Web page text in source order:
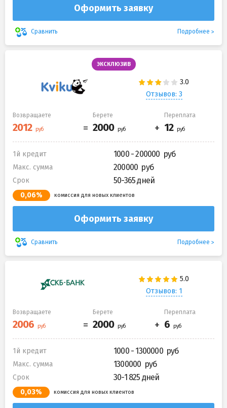
Оформить заявку
Сравнить Подробнее
ЭКСКЛЮЗИВ
Отзывов: 3
Возвращаете Берете Переплата
1й кредит 1000 - 200000
Макс. сумма 200000
Срок 50-365 дней
0,06% комиссия для новых клиентов
Оформить заявку
Сравнить Подробнее
Отзывов: 1
Возвращаете Берете Переплата
1й кредит 1000 - 1300000
Макс. сумма 1300000
Срок 30-1 825 дней
0,03% комиссия для новых клиентов